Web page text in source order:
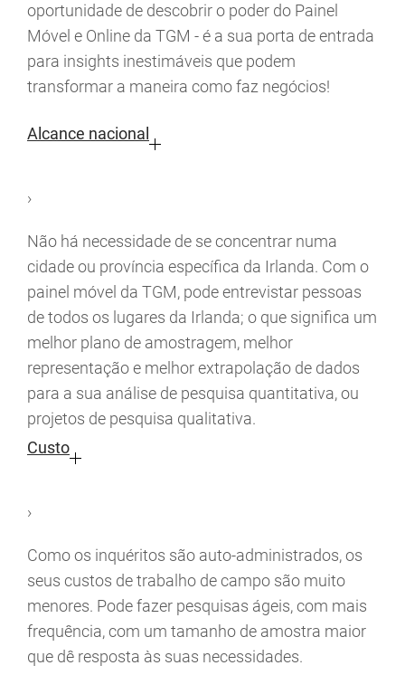
oportunidade de descobrir o poder do Painel
Móvel e Online da TGM - é a sua porta de entrada
para insights inestimáveis que podem
transformar a maneira como faz negócios!
Alcance nacional
›
Não há necessidade de se concentrar numa
cidade ou província específica da Irlanda. Com o
painel móvel da TGM, pode entrevistar pessoas
de todos os lugares da Irlanda; o que significa um
melhor plano de amostragem, melhor
representação e melhor extrapolação de dados
para a sua análise de pesquisa quantitativa, ou
projetos de pesquisa qualitativa.
Custo
›
Como os inquéritos são auto-administrados, os
seus custos de trabalho de campo são muito
menores. Pode fazer pesquisas ágeis, com mais
frequência, com um tamanho de amostra maior
que dê resposta às suas necessidades.